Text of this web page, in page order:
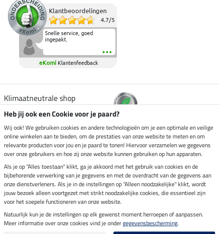
Klantbeoordelingen
4.7/5
Snelle service, goed
ingepakt.
eKomi Klantenfeedback
Klimaatneutrale shop
Verzending per
Veilig betalen met
Impressum
Laatste update op 09.08.2026 om 07:13 uur
Heb jij ook een Cookie voor je paard?
Wij ook! We gebruiken cookies en andere technologieën om je een optimale en veilige
online winkelen aan te bieden, om de prestaties van onze website te meten en om
relevante producten voor jou en je paard te tonen! Hiervoor verzamelen we gegevens
over onze gebruikers en hoe zij onze website kunnen gebruiken op hun apparaten.
Als je op "Alles toestaan" klikt, ga je akkoord met het gebruik van cookies en de
bijbehorende verwerking van je gegevens en met de overdracht van de gegevens aan
onze dienstverleners. Als je in de instellingen op "Alleen noodzakelijke" klikt, wordt
jouw bezoek alleen voortgezet met strikt noodzakelijke cookies, die essentieel zijn
voor het soepele functioneren van onze website.
Natuurlijk kun je de instellingen op elk gewenst moment herroepen of aanpassen.
Meer informatie over onze cookies vind je ondergegevensbescherming.